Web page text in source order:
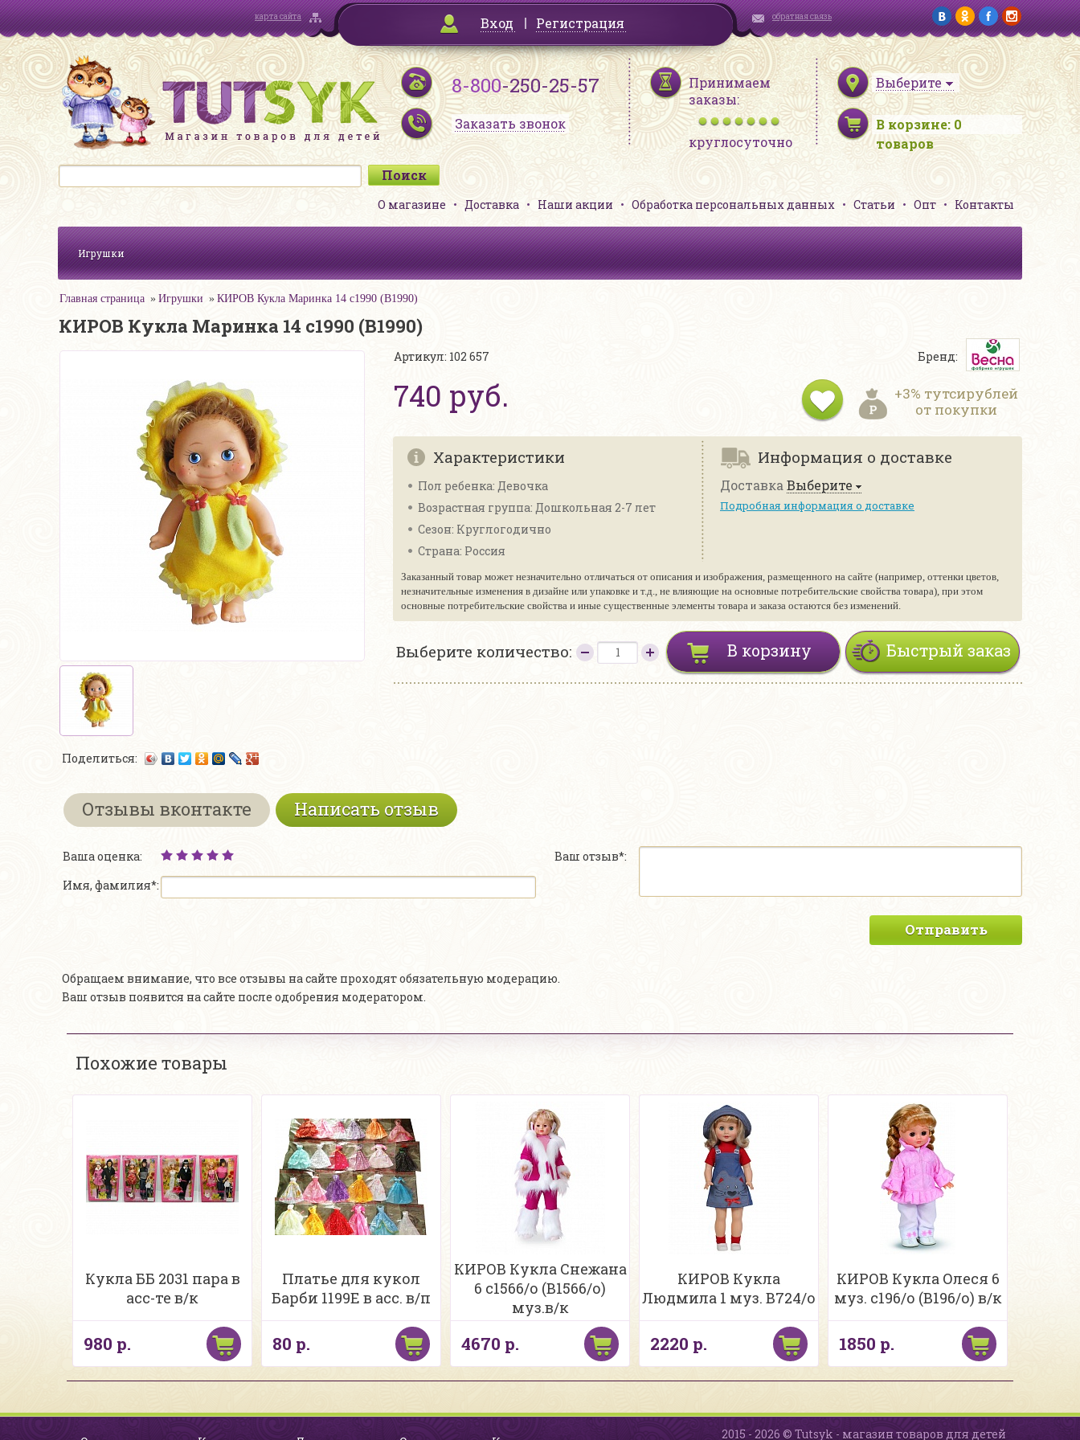
карта сайта Вход Регистрация обратная связь
8-800-250-25-57
Заказать звонок
Принимаем
заказы:
круглосуточно
Выберите
В корзине: 0
товаров
О магазине Доставка Наши акции Обработка персональных данных Статьи Опт Контакты
Игрушки
Главная страница Игрушки КИРОВ Кукла Маринка 14 с1990 (В1990)
КИРОВ Кукла Маринка 14 с1990 (В1990)
Поделиться:
Артикул: 102 657
740 руб.
Бренд:
+3% тутсирублей
от покупки
Характеристики
Пол ребенка: Девочка
Возрастная группа: Дошкольная 2-7 лет
Сезон: Круглогодично
Страна: Россия
Информация о доставке
Доставка Выберите
Подробная информация о доставке
Заказанный товар может незначительно отличаться от описания и изображения, размещенного на сайте (например, оттенки цветов,
незначительные изменения в дизайне или упаковке и т.д., не влияющие на основные потребительские свойства товара), при этом
основные потребительские свойства и иные существенные элементы товара и заказа остаются без изменений.
Выберите количество: Быстрый заказ
В корзину
Отзывы вконтакте Написать отзыв
Ваша оценка:
Имя, фамилия*:
Ваш отзыв*:
Отправить
Обращаем внимание, что все отзывы на сайте проходят обязательную модерацию.
Ваш отзыв появится на сайте после одобрения модератором.
Похожие товары
Кукла ББ 2031 пара в
асс-те в/к
980 р.
Платье для кукол
Барби 1199E в асс. в/п
80 р.
КИРОВ Кукла Снежана
6 с1566/о (В1566/о)
муз.в/к
4670 р.
КИРОВ Кукла
Людмила 1 муз. В724/о
2220 р.
КИРОВ Кукла Олеся 6
муз. с196/о (В196/о) в/к
1850 р.
2015 - 2026 © Tutsyk - магазин товаров для детей